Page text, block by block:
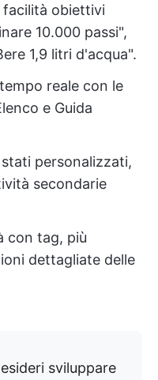
obiettivi
10.000 passi",
1,9 litri d'acqua".
reale con le
e Guida
personalizzati,
secondarie
con tag, più
dettagliate delle
sviluppare